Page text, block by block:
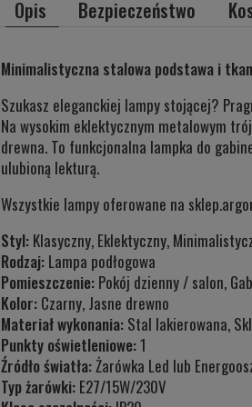
Opis Bezpieczeństwo
Minimalistyczna stalowa podstawa i
Szukasz eleganckiej lampy stojącej?
Na wysokim eklektycznym metalowym
drewna. To funkcjonalna lampka do
ulubioną lekturą.
Wszystkie lampy oferowane na
Styl: Klasyczny, Eklektyczny,
Rodzaj: Lampa podłogowa
Pomieszczenie: Pokój dzienny / salon,
Kolor: Czarny, Jasne drewno
Materiał wykonania: Stal lakierowana,
Punkty oświetleniowe:1
Źródło światła:Żarówka Led lub
Typ żarówki: E27/15W/230V